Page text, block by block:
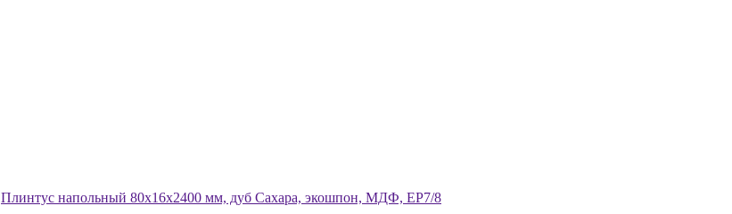
Плинтус напольный 80x16x2400 мм, дуб Сахара, экошпон, МДФ, ЕР7/8